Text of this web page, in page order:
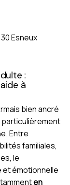
Esneux
:
à
bien ancré
particulièrement
Entre
familiales,
le
et émotionnelle
en